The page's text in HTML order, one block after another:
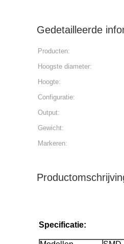
Gedetailleerde
Producten:
Hoogste diameter:
Hoogte:
Configuratie:
Output:
Gewicht:
Markeren:
Specificatie: